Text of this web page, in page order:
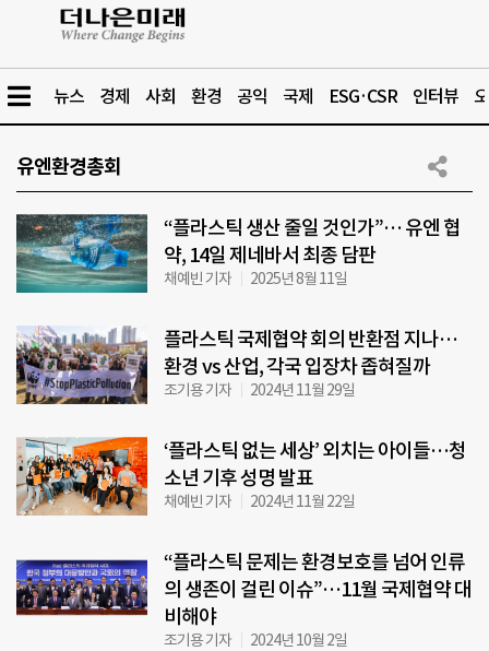
뉴스 경제 사회 환경 공익 국제 ESG·CSR 인터뷰
유엔환경총회
“플라스틱 생산 줄일 것인가”… 유엔 협
약, 14일 제네바서 최종 담판
채예빈 기자 2025년 8월 11일
플라스틱 국제협약 회의 반환점 지나…
환경 vs 산업, 각국 입장차 좁혀질까
조기용 기자 2024년 11월 29일
‘플라스틱 없는 세상’ 외치는 아이들…청
소년 기후 성명 발표
채예빈 기자 2024년 11월 22일
“플라스틱 문제는 환경보호를 넘어 인류
의 생존이 걸린 이슈”…11월 국제협약 대
비해야
조기용 기자 2024년 10월 2일